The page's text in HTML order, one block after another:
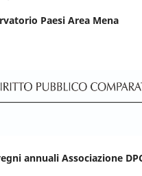
Paesi Area Mena
annuali Associazione